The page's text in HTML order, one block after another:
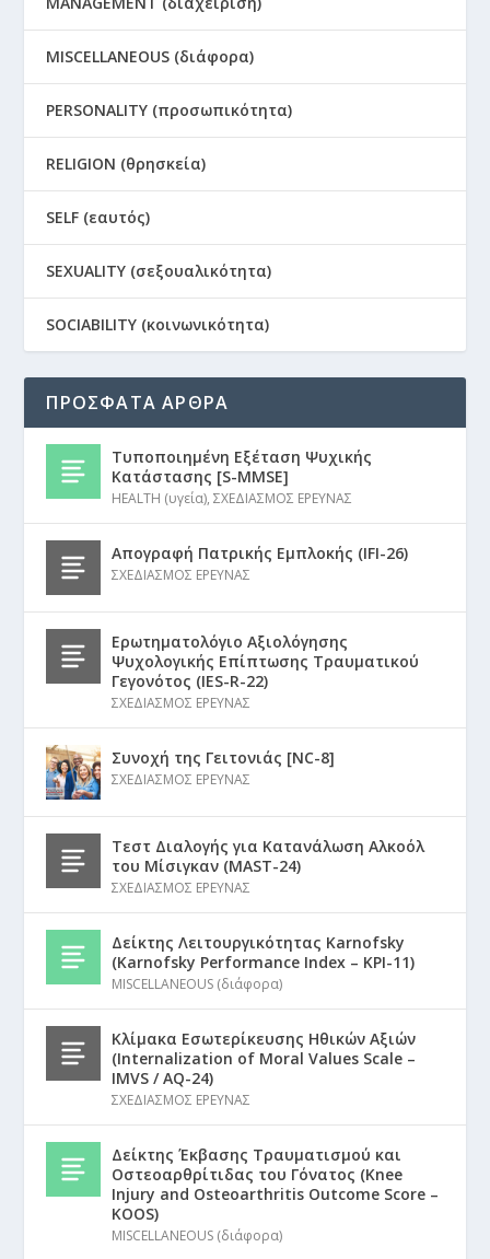
MISCELLANEOUS (διάφορα)
PERSONALITY (προσωπικότητα)
RELIGION (θρησκεία)
SELF (εαυτός)
SEXUALITY (σεξουαλικότητα)
SOCIABILITY (κοινωνικότητα)
ΠΡΟΣΦΑΤΑ ΑΡΘΡΑ
Τυποποιημένη Εξέταση Ψυχικής
Κατάστασης [S-MMSE]
HEALTH (υγεία),ΣΧΕΔΙΑΣΜΟΣ ΕΡΕΥΝΑΣ
Απογραφή Πατρικής Εμπλοκής (IFI-26)
ΣΧΕΔΙΑΣΜΟΣ ΕΡΕΥΝΑΣ
Ερωτηματολόγιο Αξιολόγησης
Ψυχολογικής Επίπτωσης Τραυματικού
Γεγονότος (IES-R-22)
ΣΧΕΔΙΑΣΜΟΣ ΕΡΕΥΝΑΣ
Συνοχή της Γειτονιάς [NC-8]
ΣΧΕΔΙΑΣΜΟΣ ΕΡΕΥΝΑΣ
Τεστ Διαλογής για Κατανάλωση Αλκοόλ
του Μίσιγκαν (MAST-24)
ΣΧΕΔΙΑΣΜΟΣ ΕΡΕΥΝΑΣ
Δείκτης Λειτουργικότητας Karnofsky
(Karnofsky Performance Index – KPI-11)
MISCELLANEOUS (διάφορα)
Κλίμακα Εσωτερίκευσης Ηθικών Αξιών
(Internalization of Moral Values Scale –
IMVS / AQ-24)
ΣΧΕΔΙΑΣΜΟΣ ΕΡΕΥΝΑΣ
Δείκτης Έκβασης Τραυματισμού και
Οστεοαρθρίτιδας του Γόνατος (Knee
Injury and Osteoarthritis Outcome Score –
KOOS)
MISCELLANEOUS (διάφορα)